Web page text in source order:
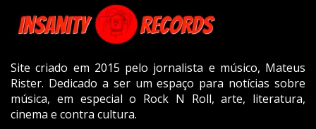
Site criado em 2015 pelo jornalista e músico, Mateus
Rister. Dedicado a ser um espaço para notícias sobre
música, em especial o Rock N Roll, arte, literatura,
cinema e contra cultura.